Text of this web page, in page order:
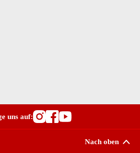
uns auf:
Besuche
Besuche
Besuche
Nach oben